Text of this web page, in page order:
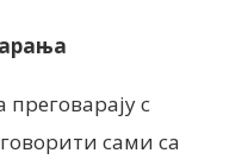
с
сами са